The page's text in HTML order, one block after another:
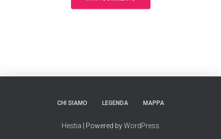
CHI SIAMO LEGENDA MAPPA
Hestia | Powered byWordPress